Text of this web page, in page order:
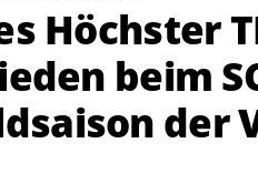
Höchster
beim
der